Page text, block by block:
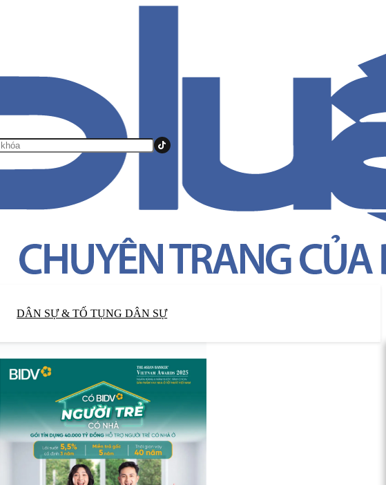
DÂN SỰ & TỐ TỤNG DÂN SỰ